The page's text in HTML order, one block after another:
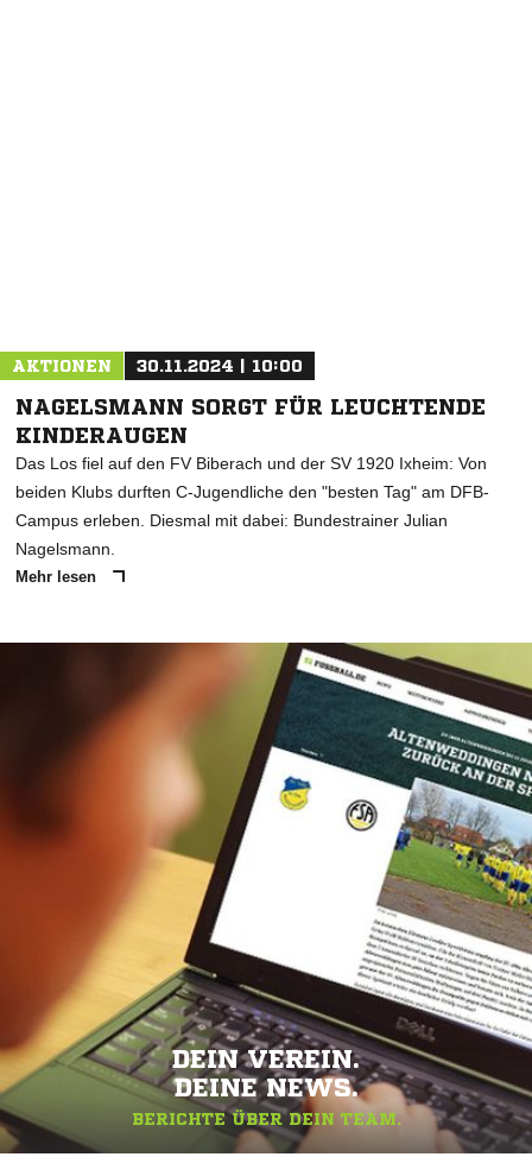
AKTIONEN 30.11.2024 | 10:00
NAGELSMANN SORGT FÜR LEUCHTENDE
KINDERAUGEN
Das Los fiel auf den FV Biberach und der SV 1920 Ixheim: Von
beiden Klubs durften C-Jugendliche den "besten Tag" am DFB-
Campus erleben. Diesmal mit dabei: Bundestrainer Julian
Nagelsmann.
Mehr lesen
DEIN VEREIN.
DEINE NEWS.
BERICHTE ÜBER DEIN TEAM.